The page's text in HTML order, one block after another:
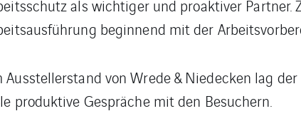
als wichtiger und proaktiver
beginnend mit der
Ausstellerstand von Wrede & Niedecken lag
produktive Gespräche mit den Besuchern.